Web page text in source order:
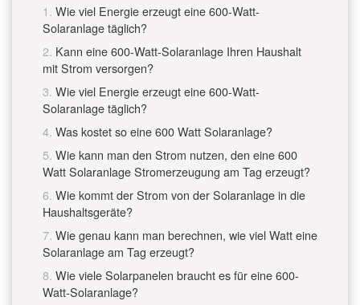
Wie viel Energie erzeugt eine 600-Watt-
Solaranlage täglich?
Kann eine 600-Watt-Solaranlage Ihren Haushalt
mit Strom versorgen?
Wie viel Energie erzeugt eine 600-Watt-
Solaranlage täglich?
Was kostet so eine 600 Watt Solaranlage?
Wie kann man den Strom nutzen, den eine 600
Watt Solaranlage Stromerzeugung am Tag erzeugt?
Wie kommt der Strom von der Solaranlage in die
Haushaltsgeräte?
Wie genau kann man berechnen, wie viel Watt eine
Solaranlage am Tag erzeugt?
Wie viele Solarpanelen braucht es für eine 600-
Watt-Solaranlage?